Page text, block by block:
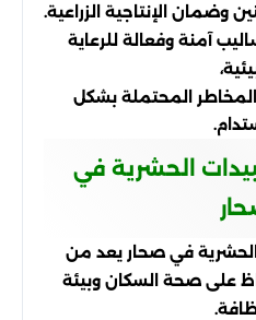
وضمان الإنتاجية الزراعية.
آمنة وفعالة للرعاية
المحتملة بشكل
الحشرية في
الحشرية في صحار يعد من
على صحة السكان وبيئة